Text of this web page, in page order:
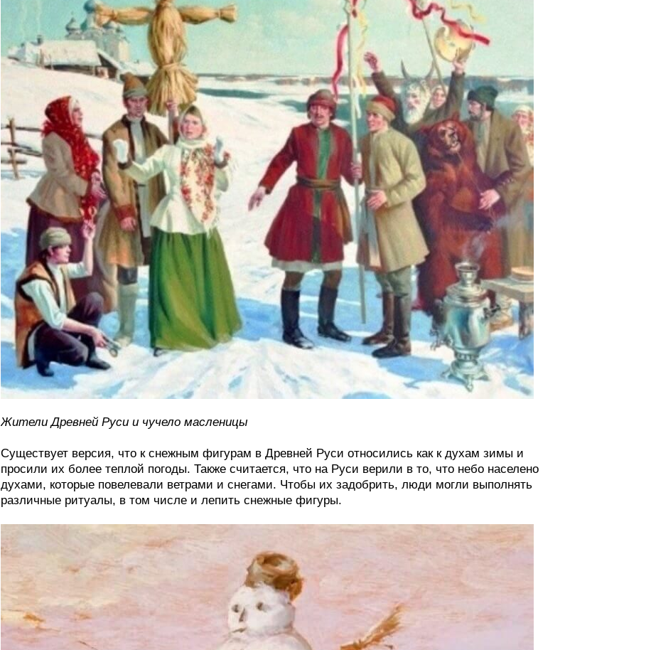
Жители Древней Руси и чучело масленицы
Существует версия, что к снежным фигурам в Древней Руси относились как к духам зимы и
просили их более теплой погоды. Также считается, что на Руси верили в то, что небо населено
духами, которые повелевали ветрами и снегами. Чтобы их задобрить, люди могли выполнять
различные ритуалы, в том числе и лепить снежные фигуры.